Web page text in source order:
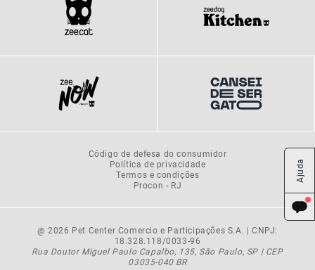
Código de defesa do consumidor
Política de privacidade
Termos e condições
Procon - RJ
@ 2026 Pet Center Comercio e Participações S.A. | CNPJ:
18.328.118/0033-96
Rua Doutor Miguel Paulo Capalbo, 135, São Paulo, SP | CEP
03035-040 BR
Ajuda